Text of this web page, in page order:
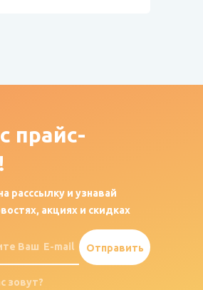
прайс-
расссылку и узнавай
акциях и скидках